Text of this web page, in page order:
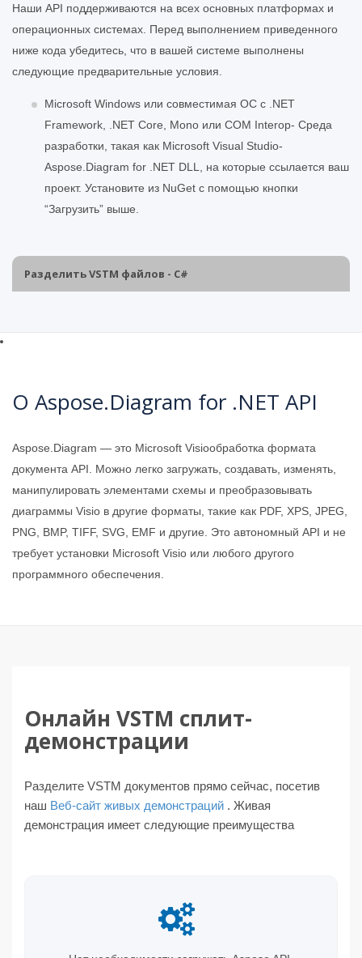
Наши API поддерживаются на всех основных платформах и
операционных системах. Перед выполнением приведенного
ниже кода убедитесь, что в вашей системе выполнены
следующие предварительные условия.
Microsoft Windows или совместимая ОС с .NET
Framework, .NET Core, Mono или COM Interop- Среда
разработки, такая как Microsoft Visual Studio-
Aspose.Diagram for .NET DLL, на которые ссылается ваш
проект. Установите из NuGet с помощью кнопки
“Загрузить” выше.
Разделить VSTM файлов - C#
О Aspose.Diagram for .NET API
Aspose.Diagram — это Microsoft Visioобработка формата
документа API. Можно легко загружать, создавать, изменять,
манипулировать элементами схемы и преобразовывать
диаграммы Visio в другие форматы, такие как PDF, XPS, JPEG,
PNG, BMP, TIFF, SVG, EMF и другие. Это автономный API и не
требует установки Microsoft Visio или любого другого
программного обеспечения.
Онлайн VSTM сплит-
демонстрации
Разделите VSTM документов прямо сейчас, посетив
наш Веб-сайт живых демонстраций . Живая
демонстрация имеет следующие преимущества